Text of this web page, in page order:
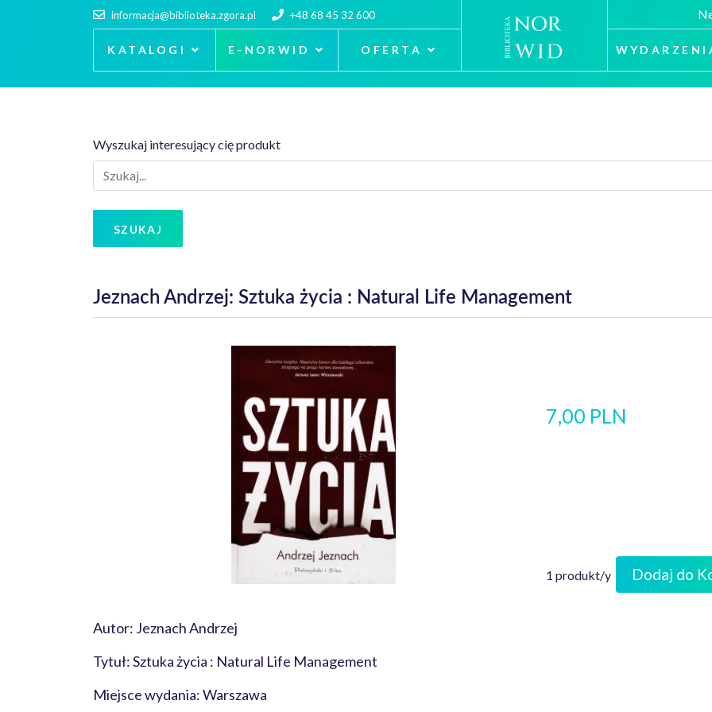
informacja@biblioteka.zgora.pl +48 68 45 32 600
KATALOGI E-NORWID OFERTA
Wyszukaj interesujący cię produkt
SZUKAJ
Jeznach Andrzej: Sztuka życia : Natural Life Management
7,00 PLN
1 produkt/y Dodaj do
Autor: Jeznach Andrzej
Tytuł: Sztuka życia : Natural Life Management
Miejsce wydania: Warszawa